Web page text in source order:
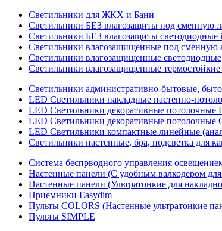
Светильники для ЖКХ и Бани
Светильники БЕЗ влагозащиты под сменную
Светильники БЕЗ влагозащиты светодиодные
Светильники влагозащищенные под сменную
Светильники влагозащищенные светодиодные
Светильники влагозащищенные термостойкие
Светильники административно-бытовые,
LED Cветильники накладные настенно-
LED Светильники декоративные
LED Светильники декоративные
LED Светильники компактные линейные
Светильники настенные, бра, подсветка для
Система беспрводного управления
Настенные панели (С удобным валкодером
Настенные панели (Ультратонкие для
Приемники Easydim
Пульты COLORS (Настенные ультратонкие
Пульты SIMPLE